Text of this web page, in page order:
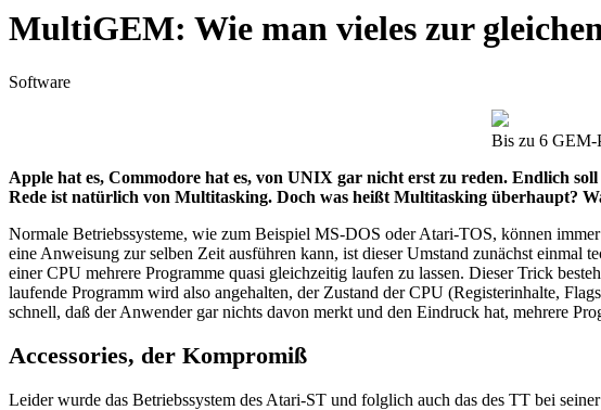
MultiGEM: Wie man vieles zur
Software
Bis zu 6 GEM-
Apple hat es, Commodore hat es, von UNIX gar nicht erst zu reden. Endlich
Rede ist natürlich von Multitasking. Doch was heißt Multitasking überhaupt?
Normale Betriebssysteme, wie zum Beispiel MS-DOS oder Atari-TOS, können
eine Anweisung zur selben Zeit ausführen kann, ist dieser Umstand zunächst
einer CPU mehrere Programme quasi gleichzeitig laufen zu lassen. Dieser Trick
laufende Programm wird also angehalten, der Zustand der CPU (Registerinhalte,
schnell, daß der Anwender gar nichts davon merkt und den Eindruck hat, mehrere
Accessories, der Kompromiß
Leider wurde das Betriebssystem des Atari-ST und folglich auch das des TT bei